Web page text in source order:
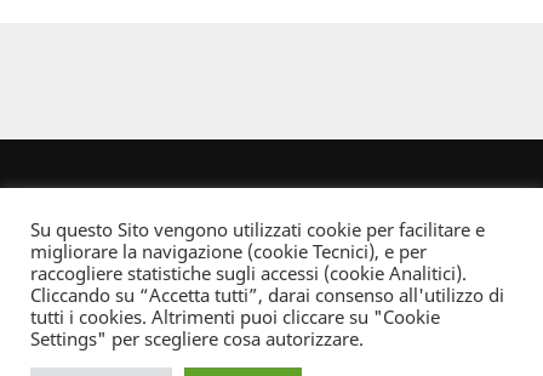
Dove non indicato altrimenti quest’opera è distribuita con Licenza
Creative Commons Attribuzione - Non commerciale - Non opere derivate 2.5 Italia
Su questo Sito vengono utilizzati cookie per facilitare e
migliorare la navigazione (cookie Tecnici), e per
raccogliere statistiche sugli accessi (cookie Analitici).
Cliccando su “Accetta tutti”, darai consenso all'utilizzo di
tutti i cookies. Altrimenti puoi cliccare su "Cookie
Settings" per scegliere cosa autorizzare.